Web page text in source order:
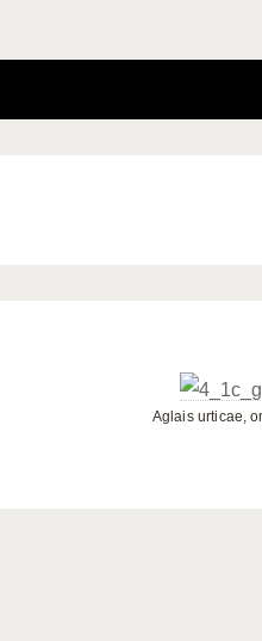
Aglais urticae,